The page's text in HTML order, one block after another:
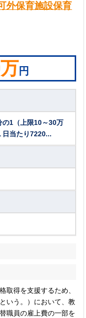
外保育施設保育
円
の1（上限10～30万
日当たり7220...
取得を支援するため、
いう。）において、教
職員の雇上費の一部を